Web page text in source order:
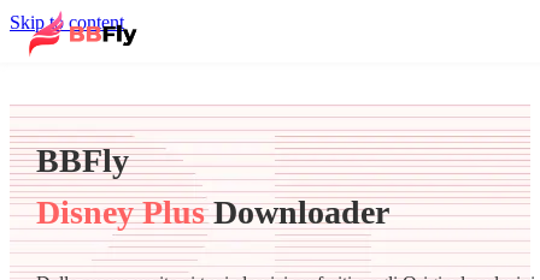
Skip to content
BBFly
Disney PlusDownloader